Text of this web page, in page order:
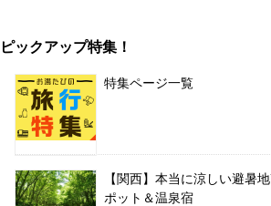
ピックアップ特集！
特集ページ一覧
【関西】本当に涼しい避暑
ポット＆温泉宿